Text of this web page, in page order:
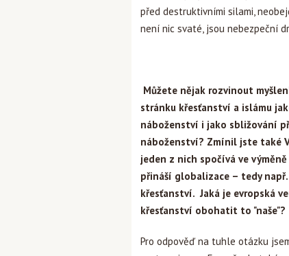
před destruktivními silami,
není nic svaté, jsou nebezpeční
Můžete nějak rozvinout
stránku křesťanství a islámu
náboženství i jako sbližování
náboženství? Zmínil jste také
jeden z nich spočívá ve
přináší globalizace – tedy
křesťanství. Jaká je evropská
křesťanství obohatit to "naše"?
Pro odpověď na tuhle otázku